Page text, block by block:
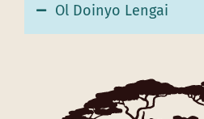
Ol Doinyo Lengai